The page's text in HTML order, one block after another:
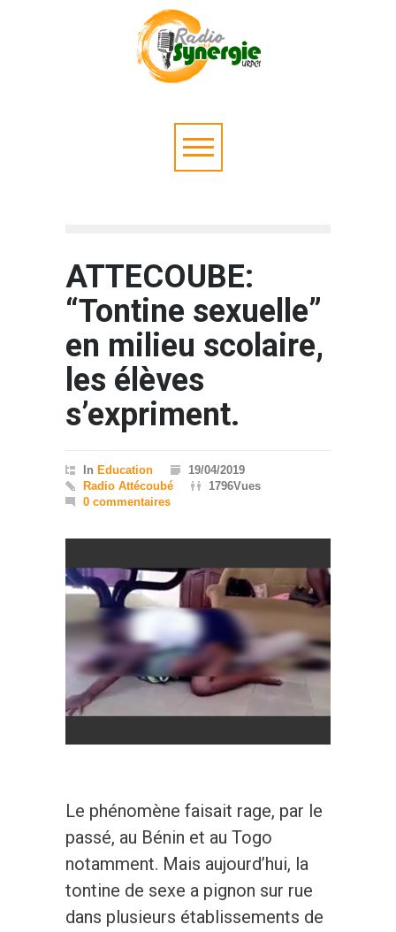
ATTECOUBE:
“Tontine sexuelle”
en milieu scolaire,
les élèves
s’expriment.
In Education
19/04/2019
Radio Attécoubé
1796Vues
0 commentaires
Le phénomène faisait rage, par le
passé, au Bénin et au Togo
notamment. Mais aujourd’hui, la
tontine de sexe a pignon sur rue
dans plusieurs établissements de